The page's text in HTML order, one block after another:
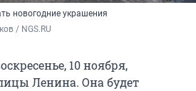
новогодние украшения
/ NGS.RU
10 ноября,
Ленина. Она будет